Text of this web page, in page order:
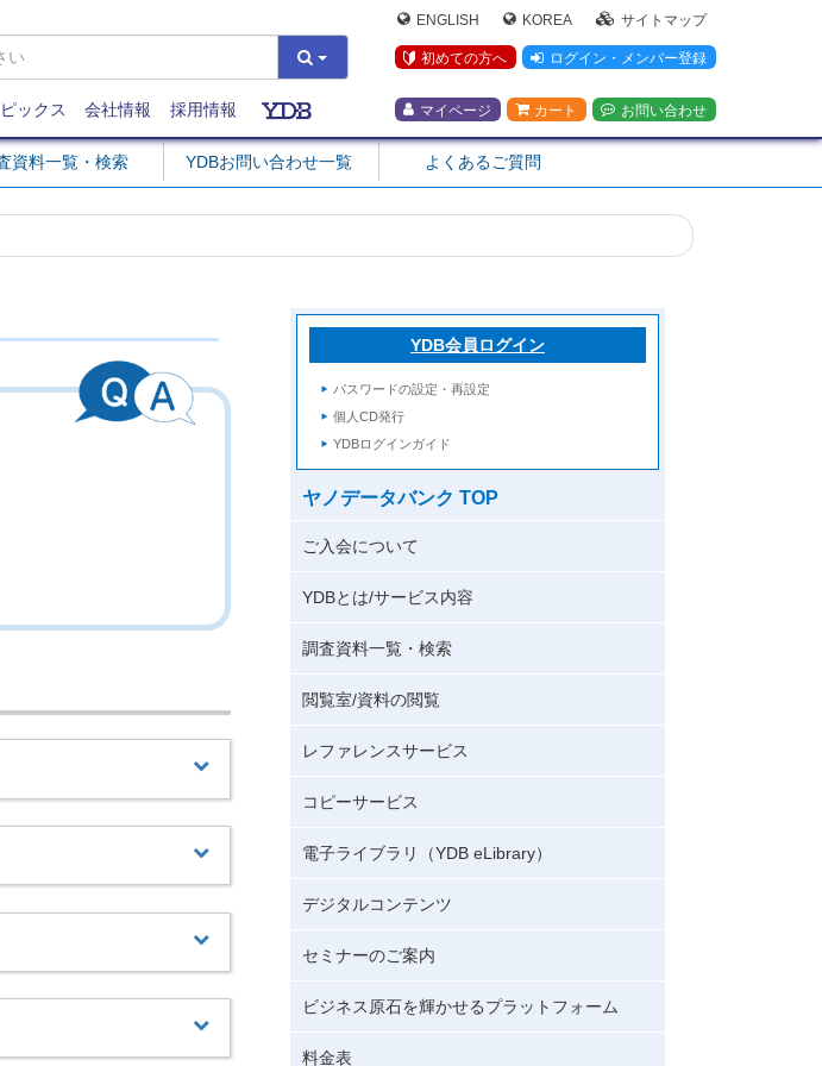
ENGLISH KOREA サイトマップ
初めての方へ ログイン・メンバー登録
マイページ カート お問い合わせ
ックス 会社情報 採用情報
資料一覧・検索 YDBお問い合わせ一覧 よくあるご質問
YDB会員ログイン
パスワードの設定・再設定
個人CD発行
YDBログインガイド
ヤノデータバンク TOP
ご入会について
YDBとは/サービス内容
調査資料一覧・検索
閲覧室/資料の閲覧
レファレンスサービス
コピーサービス
電子ライブラリ（YDB eLibrary）
デジタルコンテンツ
セミナーのご案内
ビジネス原石を輝かせるプラットフォーム
料金表